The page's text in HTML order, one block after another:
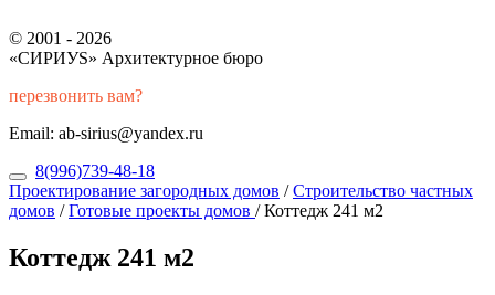
© 2001 - 2026
«СИРИУS» Архитектурное бюро
перезвонить вам?
Email: ab-sirius@yandex.ru
8(996)739-48-18
Проектирование загородных домов /Строительство частных
домов /Готовые проекты домов /Коттедж 241 м2
Коттедж 241 м2